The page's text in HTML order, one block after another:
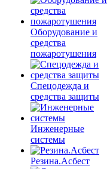
Оборудование и
средства
пожаротушения
Спецодежда и
средства защиты
Инженерные
системы
Резина.Асбест